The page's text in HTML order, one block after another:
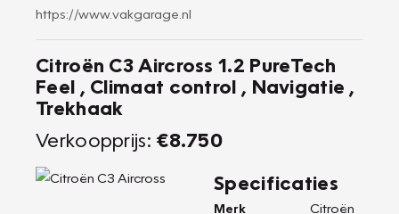
https://www.vakgarage.nl
Citroën C3 Aircross 1.2 PureTech
Feel , Climaat control , Navigatie ,
Trekhaak
Verkoopprijs: €8.750
Specificaties
Merk Citroën